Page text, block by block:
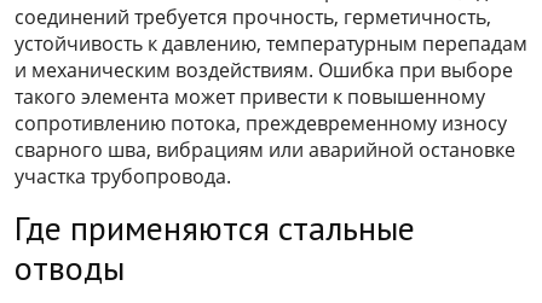
соединений требуется прочность, герметичность,
устойчивость к давлению, температурным перепадам
и механическим воздействиям. Ошибка при выборе
такого элемента может привести к повышенному
сопротивлению потока, преждевременному износу
сварного шва, вибрациям или аварийной остановке
участка трубопровода.
Где применяются стальные
отводы